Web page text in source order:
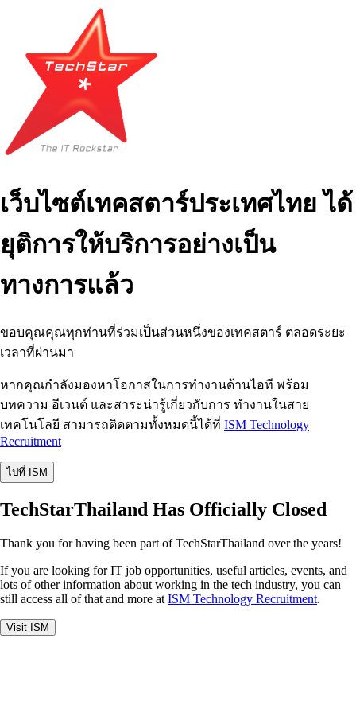
เว็บไซต์เทคสตาร์ประเทศไทย ได้
ยุติการให้บริการอย่างเป็น
ทางการแล้ว
ขอบคุณคุณทุกท่านที่ร่วมเป็นส่วนหนึ่งของเทคสตาร์ ตลอดระยะ
เวลาที่ผ่านมา
หากคุณกำลังมองหาโอกาสในการทำงานด้านไอที พร้อม
บทความ อีเวนต์ และสาระน่ารู้เกี่ยวกับการ ทำงานในสาย
เทคโนโลยี สามารถติดตามทั้งหมดนี้ได้ที่ ISM Technology
Recruitment
ไปที่ ISM
TechStarThailand Has Officially Closed
Thank you for having been part of TechStarThailand over the years!
If you are looking for IT job opportunities, useful articles, events, and
lots of other information about working in the tech industry, you can
still access all of that and more at ISM Technology Recruitment.
Visit ISM